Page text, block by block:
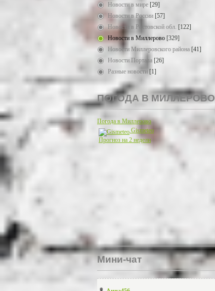
Новости в мире [29]
Новости в России [57]
Новости в Ростовской обл. [122]
Новости в Миллерово [329]
Новости Миллеровского района [41]
Новости Портала [26]
Разные новости [1]
ПОГОДА В МИЛЛЕРОВО
Погода в Миллерово
Gismeteo
Прогноз на 2 недели
Мини-чат